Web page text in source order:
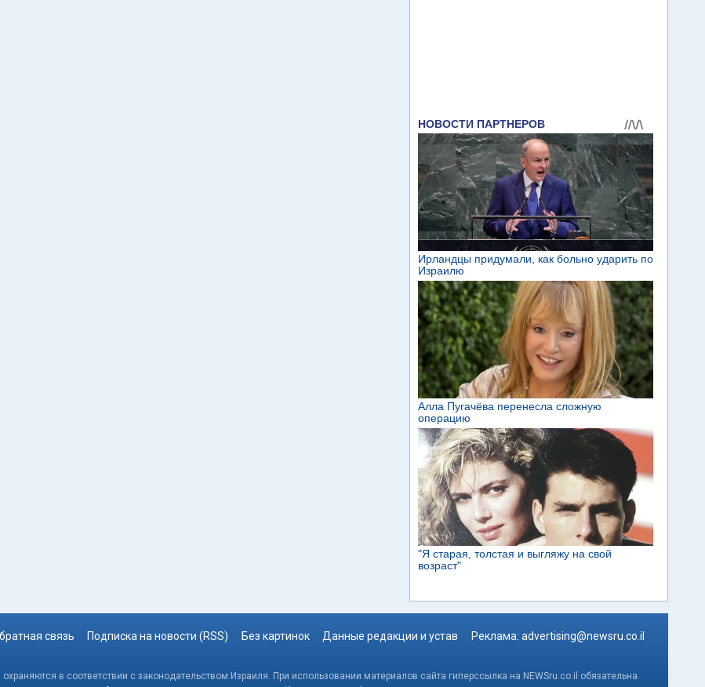
связь Подписка на новости (RSS) Без картинок Данные редакции и устав Реклама: advertising@newsru.co.il
в соответствии с законодательством Израиля. При использовании материалов сайта гиперссылка на NEWSru.co.il обязательна.